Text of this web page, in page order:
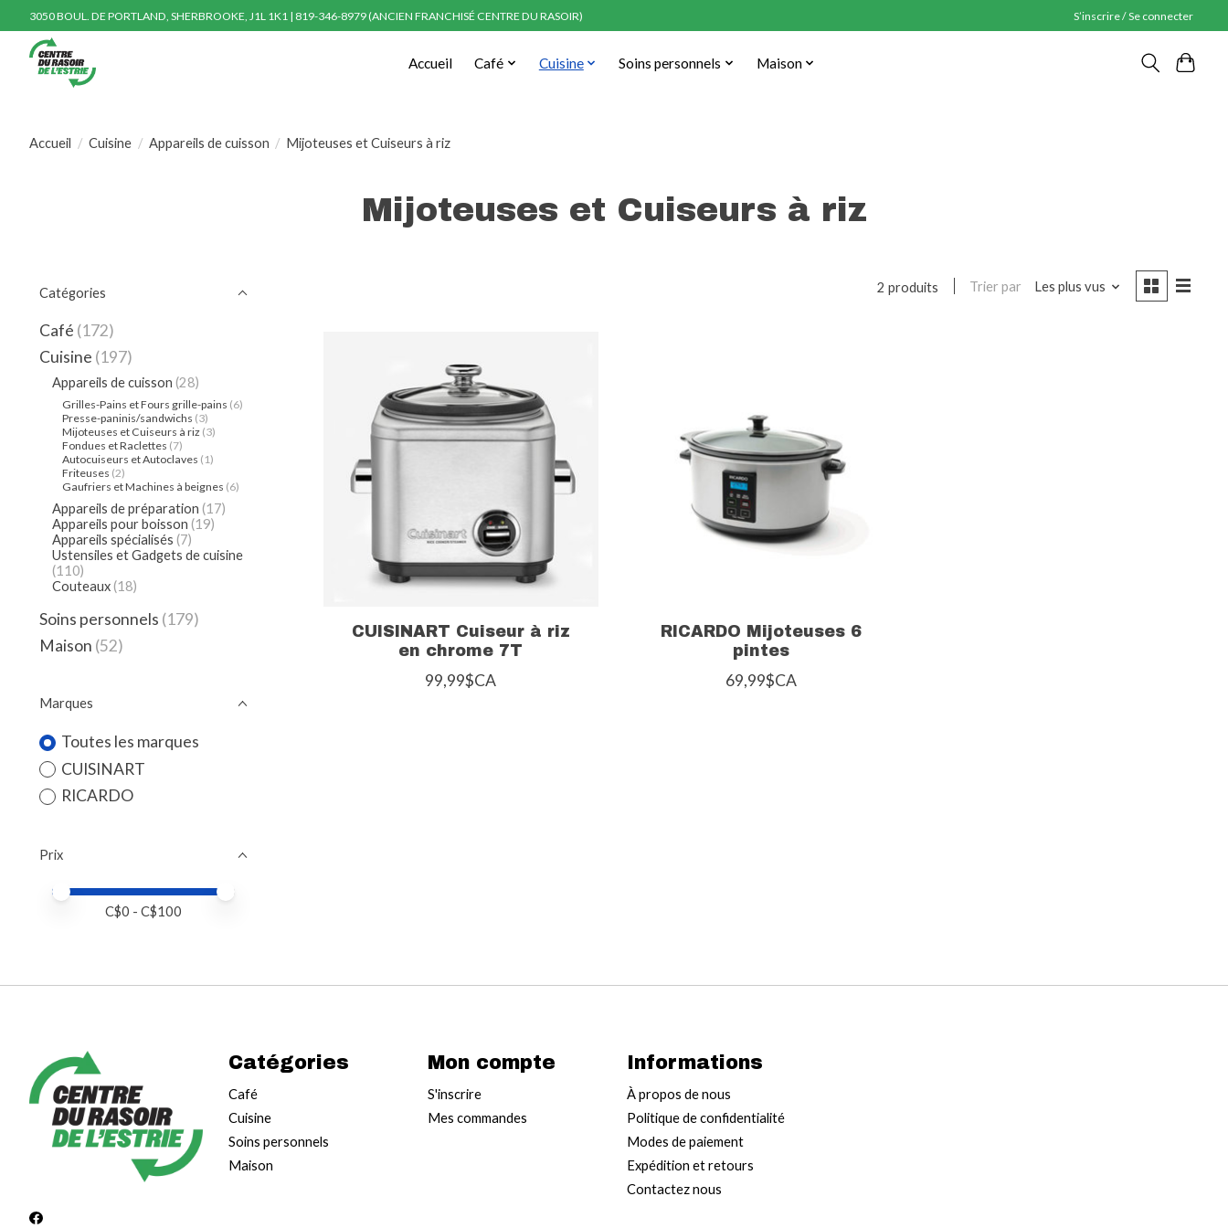
3050 BOUL. DE PORTLAND, SHERBROOKE, J1L 1K1 | 819-346-8979 (ANCIEN FRANCHISÉ CENTRE DU RASOIR) S’inscrire / Se connecter
Accueil Café Cuisine Soins personnels Maison
Accueil / Cuisine / Appareils de cuisson / Mijoteuses et Cuiseurs à riz
Mijoteuses et Cuiseurs à riz
Catégories
Café (172)
Cuisine (197)
Appareils de cuisson (28)
Grilles-Pains et Fours grille-pains (6)
Presse-paninis/sandwichs (3)
Mijoteuses et Cuiseurs à riz (3)
Fondues et Raclettes (7)
Autocuiseurs et Autoclaves (1)
Friteuses (2)
Gaufriers et Machines à beignes (6)
Appareils de préparation (17)
Appareils pour boisson (19)
Appareils spécialisés (7)
Ustensiles et Gadgets de cuisine
(110)
Couteaux (18)
Soins personnels (179)
Maison (52)
Marques
Toutes les marques
CUISINART
RICARDO
Prix
Prix minimum
Price maximum value
C$0 - C$100
2 produits Trier par Les plus vus
CUISINART Cuiseur à riz
en chrome 7T
99,99$CA
RICARDO Mijoteuses 6
pintes
69,99$CA
Catégories
Café
Cuisine
Soins personnels
Maison
Mon compte
S'inscrire
Mes commandes
Informations
À propos de nous
Politique de confidentialité
Modes de paiement
Expédition et retours
Contactez nous